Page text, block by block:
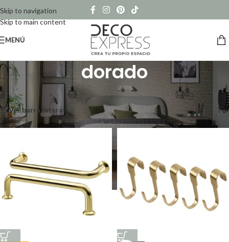
Skip to navigation
Skip to main content
MENÚ
dorado
Inicio/ Productos etiquetados “dorado” Mostrando los 5 resultados
Ver barra lateral